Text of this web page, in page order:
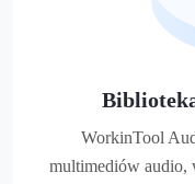
WorkinTool
multimediów audio,